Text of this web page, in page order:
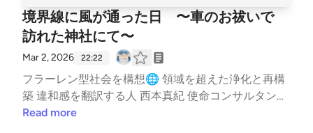
境界線に風が通った日 〜車のお祓いで
訪れた神社にて〜
Mar 2, 2026 22:22
フラーレン型社会を構想🌐 領域を超えた浄化と再構
築 違和感を翻訳する人 西本真紀 使命コンサルタント
🌿 活動情報はこちら✨ https://lit.link/healinglife ---
Read more